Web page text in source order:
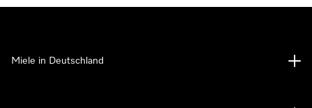
Miele in Deutschland